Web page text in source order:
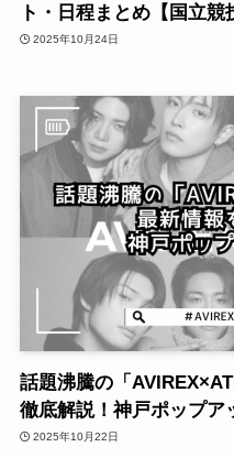
ト・日程まとめ【国立競
2025年10月24日
話題沸騰の「
徹底解説！神戸ポップア
2025年10月22日